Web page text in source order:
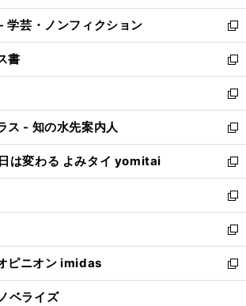
開
く
ウ
で
開
く
ン
ド
ウ
で
開
く
ウ
ィ
ン
ド
ウ
で
開
く
学芸・ノンフィクション
新
し
い
ウ
ィ
ン
ド
ウ
で
開
く
書
新
し
い
ウ
ィ
ン
ド
ウ
で
開
く
新
し
い
ウ
ィ
ン
ド
ウ
で
開
く
ス - 知の水先案内人
新
し
い
ウ
ィ
ン
ド
ウ
で
開
は変わる よみタイ yomitai
新
し
い
ウ
ィ
ン
ド
ウ
新
し
い
ウ
ィ
ン
新
し
い
ウ
ピニオン imidas
新
し
ベライズ